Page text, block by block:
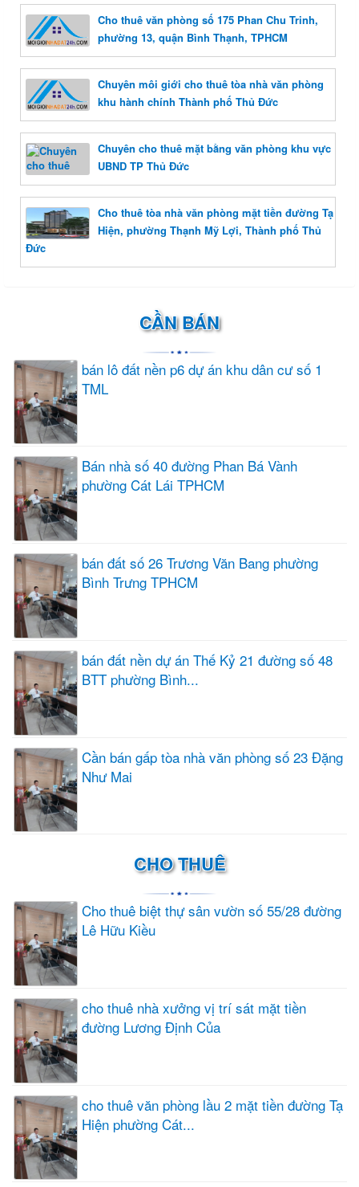
Cho thuê văn phòng số 175 Phan Chu Trinh,
phường 13, quận Bình Thạnh, TPHCM
Chuyên môi giới cho thuê tòa nhà văn phòng
khu hành chính Thành phố Thủ Đức
Chuyên cho thuê mặt bằng văn phòng khu vực
UBND TP Thủ Đức
Cho thuê tòa nhà văn phòng mặt tiền đường Tạ
Hiện, phường Thạnh Mỹ Lợi, Thành phố Thủ
Đức
CẦN BÁN
bán lô đất nền p6 dự án khu dân cư số 1
TML
Bán nhà số 40 đường Phan Bá Vành
phường Cát Lái TPHCM
bán đất số 26 Trương Văn Bang phường
Bình Trưng TPHCM
bán đất nền dự án Thế Kỷ 21 đường số 48
BTT phường Bình...
Cần bán gấp tòa nhà văn phòng số 23 Đặng
Như Mai
CHO THUÊ
Cho thuê biệt thự sân vườn số 55/28 đường
Lê Hữu Kiều
cho thuê nhà xưởng vị trí sát mặt tiền
đường Lương Định Của
cho thuê văn phòng lầu 2 mặt tiền đường Tạ
Hiện phường Cát...